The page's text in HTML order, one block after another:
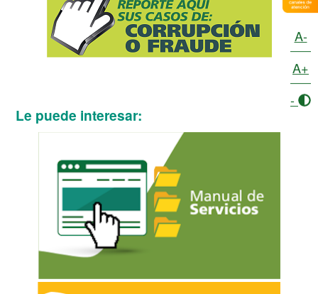
Le puede interesar:
A-
A+
-